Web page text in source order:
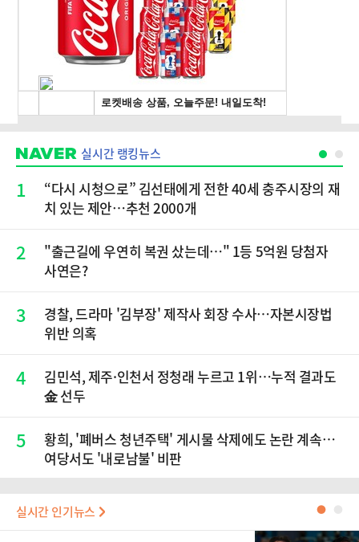
실시간 랭킹뉴스
1
“다시 시청으로” 김선태에게 전한 40세 충주시장의 재
치 있는 제안…추천 2000개
2
"출근길에 우연히 복권 샀는데…" 1등 5억원 당첨자
사연은?
3
경찰, 드라마 '김부장' 제작사 회장 수사…자본시장법
위반 의혹
4
김민석, 제주·인천서 정청래 누르고 1위…누적 결과도
金 선두
5
황희, '폐버스 청년주택' 게시물 삭제에도 논란 계속…
여당서도 '내로남불' 비판
실시간 인기뉴스 ●